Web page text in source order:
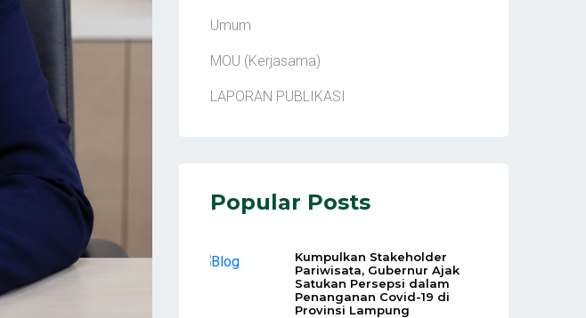
Umum
MOU (Kerjasama)
LAPORAN PUBLIKASI
Popular Posts
Kumpulkan Stakeholder
Pariwisata, Gubernur Ajak
Satukan Persepsi dalam
Penanganan Covid-19 di
Provinsi Lampung